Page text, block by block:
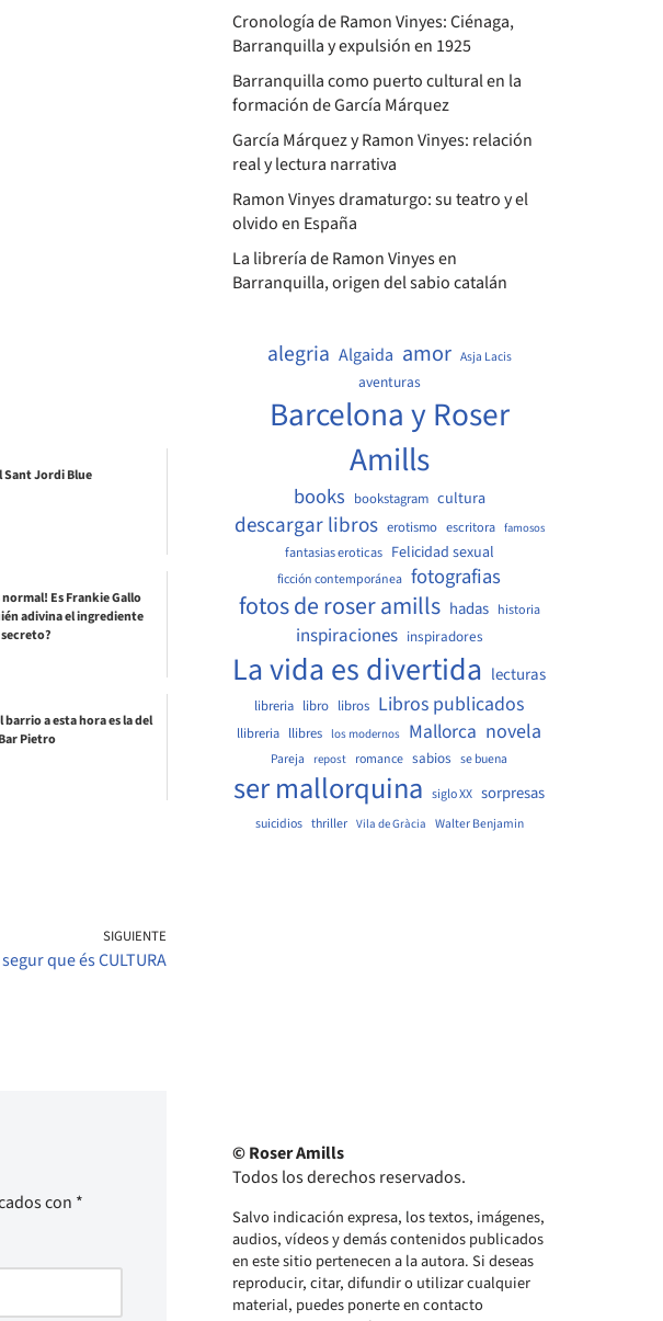
Sant Jordi Blue
normal! Es Frankie Gallo
adivina el ingrediente
secreto?
barrio a esta hora es la del
Bar Pietro
SIGUIENTE
que és CULTURA
con *
Cronología de Ramon Vinyes: Ciénaga,
Barranquilla y expulsión en 1925
Barranquilla como puerto cultural en la
formación de García Márquez
García Márquez y Ramon Vinyes: relación
real y lectura narrativa
Ramon Vinyes dramaturgo: su teatro y el
olvido en España
La librería de Ramon Vinyes en
Barranquilla, origen del sabio catalán
alegria Algaida amor Asja Lacis
aventuras
Barcelona y Roser
Amills
books bookstagram cultura
descargar libros erotismo escritora famosos
fantasias eroticas Felicidad sexual
ficción contemporánea fotografias
fotos de roser amills hadas historia
inspiraciones inspiradores
La vida es divertida lecturas
libreria libro libros Libros publicados
llibreria llibres los modernos Mallorca novela
Pareja repost romance sabios se buena
ser mallorquina siglo XX sorpresas
suicidios thriller Vila de Gràcia Walter Benjamin
© Roser Amills
Todos los derechos reservados.
Salvo indicación expresa, los textos, imágenes,
audios, vídeos y demás contenidos publicados
en este sitio pertenecen a la autora. Si deseas
reproducir, citar, difundir o utilizar cualquier
material, puedes ponerte en contacto